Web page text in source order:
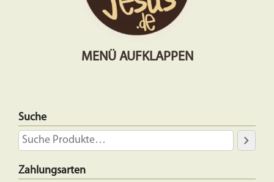
MENÜ AUFKLAPPEN
Suche
Zahlungsarten